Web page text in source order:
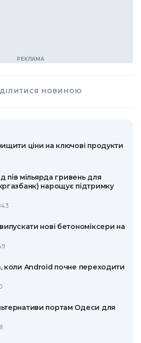
НОВИНОЮ
ціни на ключові продукти
пів мільярда гривень для
нарощує підтримку
нові бетономіксери на
коли Android почне переходити
портам Одеси для